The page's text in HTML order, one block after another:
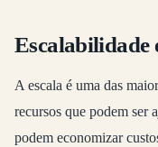
Escalabilidade
A escala é uma das
recursos que podem ser
podem economizar